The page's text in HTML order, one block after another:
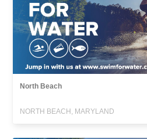
North Beach
NORTH BEACH, MARYLAND